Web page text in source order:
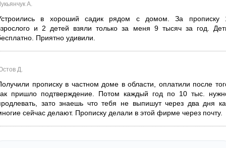
А.
в хороший садик рядом с домом. За прописку
и 2 детей взяли только за меня 9 тысяч за год.
Приятно удивили.
Д.
прописку в частном доме в области, оплатили после
пришло подтверждение. Потом каждый год по 10 тыс.
зато знаешь что тебя не выпишут через два дня
сейчас делают. Прописку делали в этой фирме через почту.